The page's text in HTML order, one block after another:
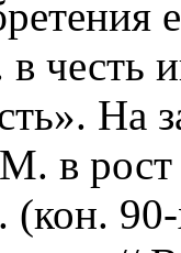
честь
На
в рост